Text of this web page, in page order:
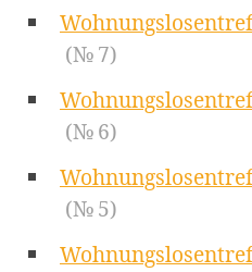
(№ 7)
(№ 6)
(№ 5)